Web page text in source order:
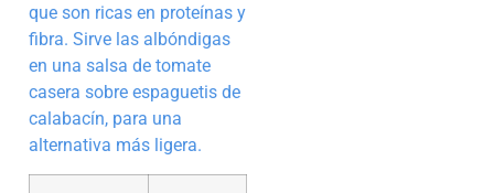
que son ricas en proteínas y
fibra. Sirve las albóndigas
en una salsa de tomate
casera sobre espaguetis de
calabacín, para una
alternativa más ligera.